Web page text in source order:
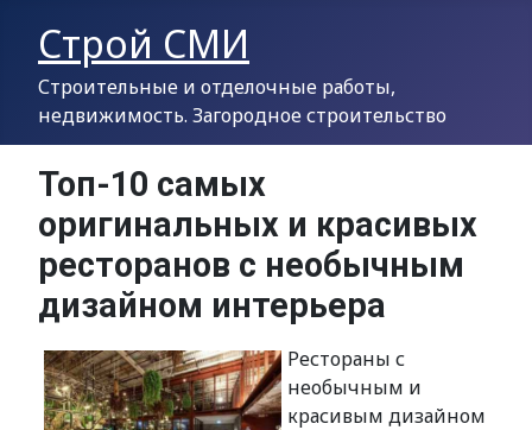
Строй СМИ
Строительные и отделочные работы,
недвижимость. Загородное строительство
Топ-10 самых
оригинальных и красивых
ресторанов с необычным
дизайном интерьера
Рестораны с
необычным и
красивым дизайном